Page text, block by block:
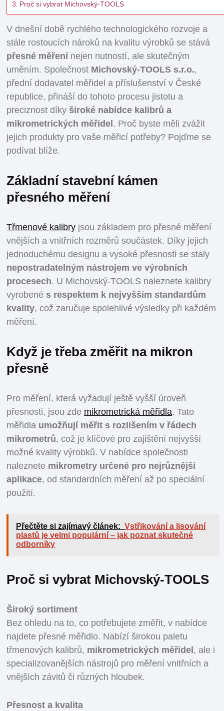
Proč si vybrat Michovský-TOOLS
V dnešní době rychlého technologického rozvoje a
stále rostoucích nároků na kvalitu výrobků se stává
přesné měření nejen nutností, ale skutečným
uměním. Společnost Michovský-TOOLS s.r.o.,
přední dodavatel měřidel a příslušenství v České
republice, přináší do tohoto procesu jistotu a
preciznost díky široké nabídce kalibrů a
mikrometrických měřidel . Proč byste měli zvážit
jejich produkty pro vaše měřicí potřeby? Pojďme se
podívat blíže.
Základní stavební kámen
přesného měření
Třmenové kalibry jsou základem pro přesné měření
vnějších a vnitřních rozměrů součástek. Díky jejich
jednoduchému designu a vysoké přesnosti se staly
nepostradatelným nástrojem ve výrobních
procesech. U Michovský-TOOLS naleznete kalibry
vyrobené s respektem k nejvyšším standardům
kvality, což zaručuje spolehlivé výsledky při každém
měření.
Když je třeba změřit na mikron
přesně
Pro měření, která vyžadují ještě vyšší úroveň
přesnosti, jsou zde mikrometrická měřidla. Tato
měřidla umožňují měřit s rozlišením v řádech
mikrometrů, což je klíčové pro zajištění nejvyšší
možné kvality výrobků. V nabídce společnosti
naleznete mikrometry určené pro nejrůznější
aplikace, od standardních měření až po speciální
použití.
Přečtěte si zajímavý článek: Vstřikování a lisování
plastů je velmi populární – jak poznat skutečné
odborníky
Proč si vybrat Michovský-TOOLS
Široký sortiment
Bez ohledu na to, co potřebujete změřit, v nabídce
najdete přesné měřidlo. Nabízí širokou paletu
třmenových kalibrů, mikrometrických měřidel, ale i
specializovanějších nástrojů pro měření vnitřních a
vnějších závitů či různých hloubek.
Přesnost a kvalita